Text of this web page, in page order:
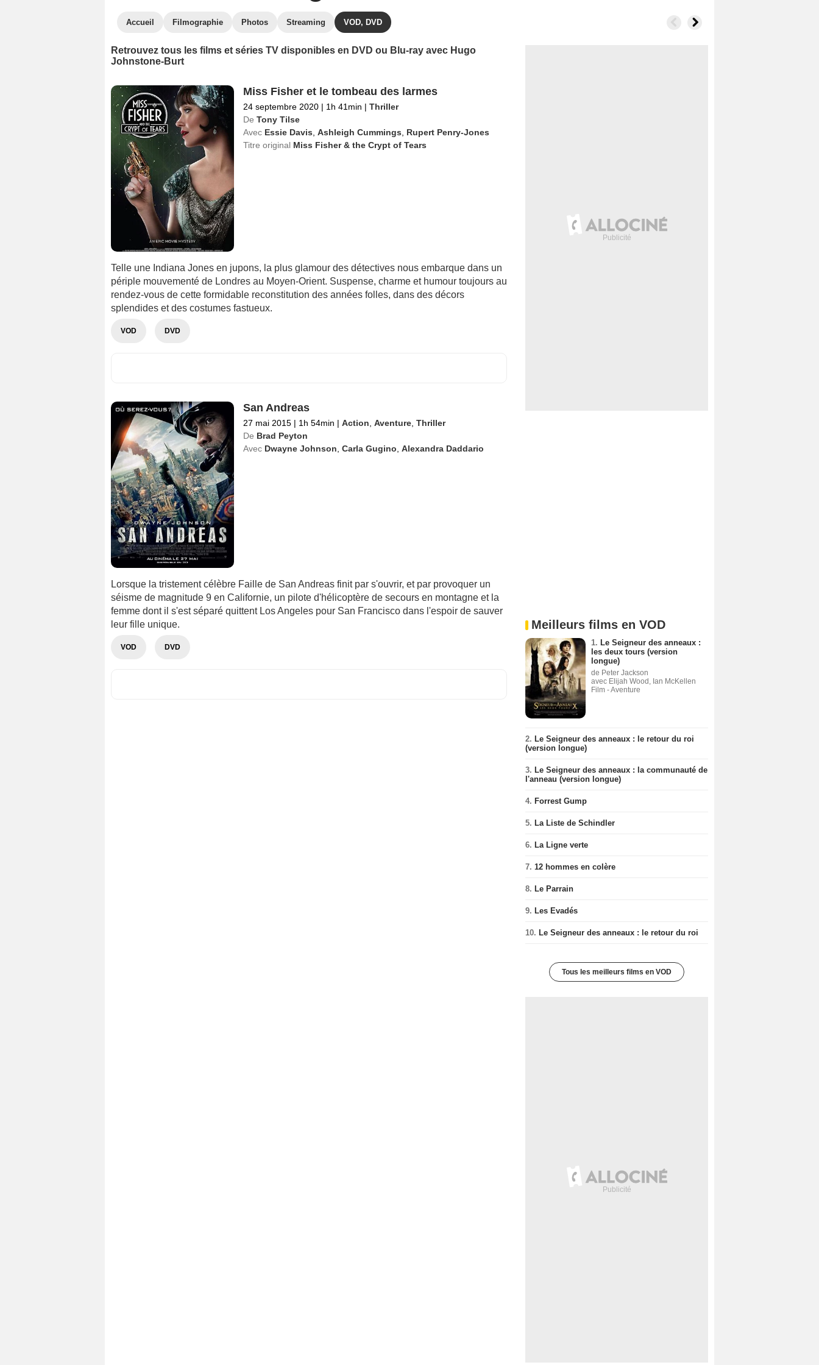
Accueil Filmographie Photos Streaming VOD, DVD
Retrouvez tous les films et séries TV disponibles en DVD ou Blu-ray avec Hugo
Johnstone-Burt
Miss Fisher et le tombeau des larmes
24 septembre 2020 | 1h 41min | Thriller
De Tony Tilse
Avec Essie Davis Ashleigh Cummings
Rupert Penry-Jones
Titre original Miss Fisher & the Crypt of Tears
Telle une Indiana Jones en jupons, la plus glamour des détectives nous embarque dans un
périple mouvementé de Londres au Moyen-Orient. Suspense, charme et humour toujours au
rendez-vous de cette formidable reconstitution des années folles, dans des décors
splendides et des costumes fastueux.
VOD DVD
San Andreas
27 mai 2015 | 1h 54min | Action Aventure, Thriller
De Brad Peyton
Avec Dwayne Johnson Carla Gugino Alexandra Daddario
Lorsque la tristement célèbre Faille de San Andreas finit par s'ouvrir, et par provoquer un
séisme de magnitude 9 en Californie, un pilote d'hélicoptère de secours en montagne et la
femme dont il s'est séparé quittent Los Angeles pour San Francisco dans l'espoir de sauver
leur fille unique.
VOD DVD
Meilleurs films en VOD
1. Le Seigneur des anneaux :
les deux tours (version
longue)
de Peter Jackson
avec Elijah Wood, Ian McKellen
Film - Aventure
2. Le Seigneur des anneaux : le retour du roi
(version longue)
3. Le Seigneur des anneaux : la communauté de
l'anneau (version longue)
4. Forrest Gump
5. La Liste de Schindler
6. La Ligne verte
7. 12 hommes en colère
8. Le Parrain
9. Les Evadés
10. Le Seigneur des anneaux : le retour du roi
Tous les meilleurs films en VOD